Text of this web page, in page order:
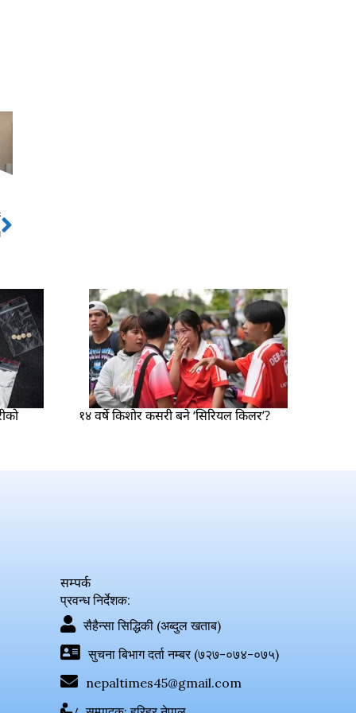
Next
१४ वर्षे किशोर कसरी बने ‘सिरियल किलर’?
सम्पर्क
प्रवन्ध निर्देशक:
सैहैन्सा सिद्धिकी (अब्दुल खताब)
सुचना बिभाग दर्ता नम्बर (७२७-०७४-०७५)
nepaltimes45@gmail.com